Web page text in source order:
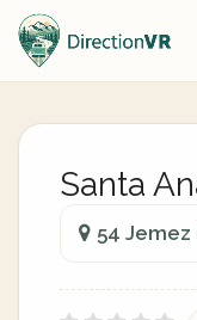
Santa
54